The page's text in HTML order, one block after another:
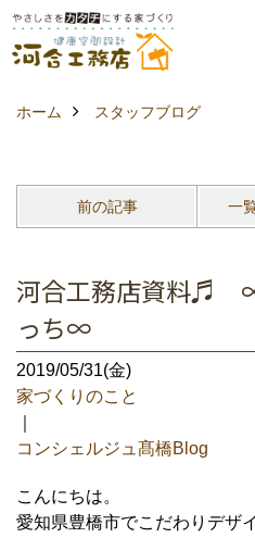
ホーム スタッフブログ
前の記事 一
河合工務店資料♬
っち∞
2019/05/31(金)
家づくりのこと
コンシェルジュ髙橋Blog
こんにちは。
愛知県豊橋市でこだわりデザ